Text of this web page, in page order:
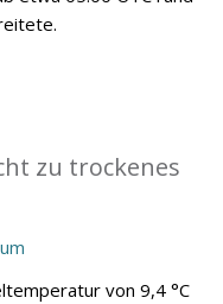
zu trockenes
von 9,4 °C